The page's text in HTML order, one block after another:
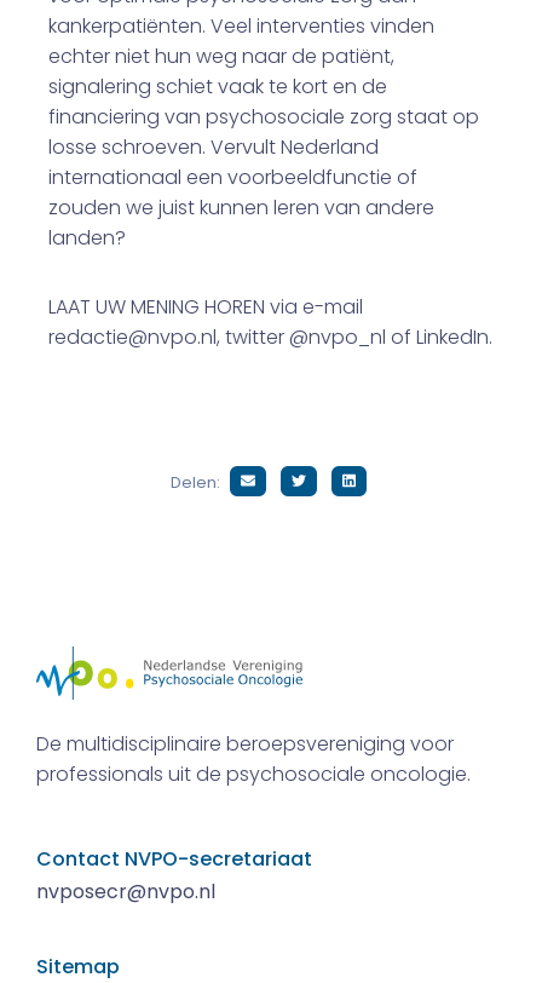
kankerpatiënten. Veel interventies vinden
echter niet hun weg naar de patiënt,
signalering schiet vaak te kort en de
financiering van psychosociale zorg staat op
losse schroeven. Vervult Nederland
internationaal een voorbeeldfunctie of
zouden we juist kunnen leren van andere
landen?
LAAT UW MENING HOREN via e-mail
redactie@nvpo.nl, twitter @nvpo_nl of LinkedIn.
Delen:
De multidisciplinaire beroepsvereniging voor
professionals uit de psychosociale oncologie.
Contact NVPO-secretariaat
nvposecr@nvpo.nl
Sitemap